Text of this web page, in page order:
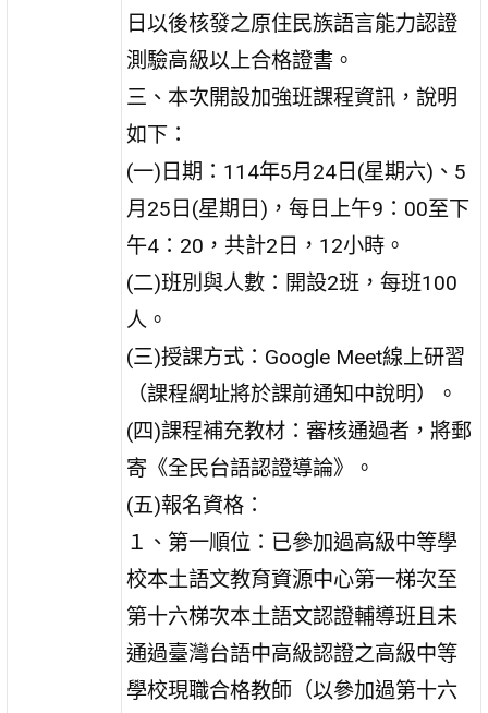
日以後核發之原住民族語言能力認證
測驗高級以上合格證書。
三、本次開設加強班課程資訊，說明
如下：
(一)日期：114年5月24日(星期六)、5
月25日(星期日)，每日上午9：00至下
午4：20，共計2日，12小時。
(二)班別與人數：開設2班，每班100
人。
(三)授課方式：Google Meet線上研習
（課程網址將於課前通知中說明）。
(四)課程補充教材：審核通過者，將郵
寄《全民台語認證導論》。
(五)報名資格：
１、第一順位：已參加過高級中等學
校本土語文教育資源中心第一梯次至
第十六梯次本土語文認證輔導班且未
通過臺灣台語中高級認證之高級中等
學校現職合格教師（以參加過第十六